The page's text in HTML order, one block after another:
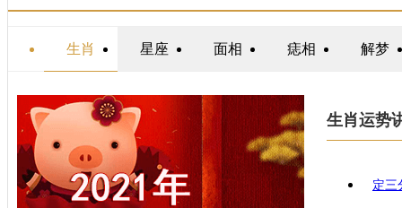
生肖 星座 面相 痣相 解梦
生肖运势
定三